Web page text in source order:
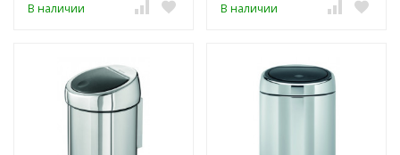
В наличии В наличии